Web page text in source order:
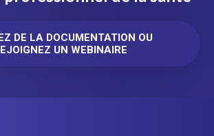
DE LA DOCUMENTATION OU
UN WEBINAIRE